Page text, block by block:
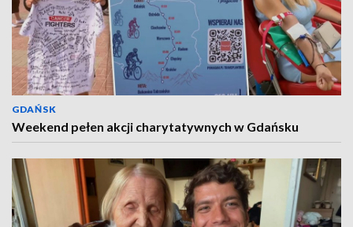
GDAŃSK
Weekend pełen akcji charytatywnych w Gdańsku